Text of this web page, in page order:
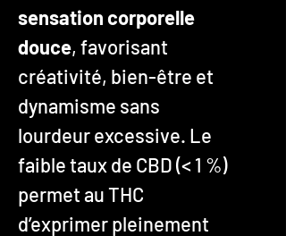
sensation corporelle
douce, favorisant
créativité, bien-être et
dynamisme sans
lourdeur excessive. Le
faible taux de CBD (< 1 %)
permet au THC
d’exprimer pleinement